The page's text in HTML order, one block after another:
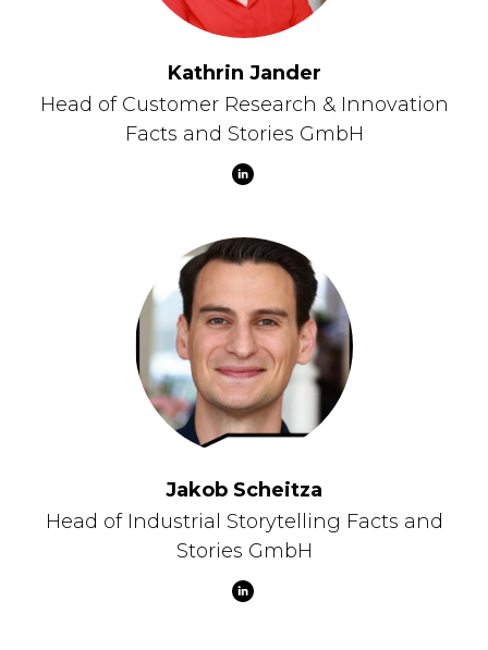
Kathrin Jander
Head of Customer Research & Innovation
Facts and Stories GmbH
Jakob Scheitza
Head of Industrial Storytelling Facts and
Stories GmbH